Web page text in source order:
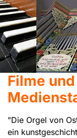
Filme
"Die Orgel von
ein